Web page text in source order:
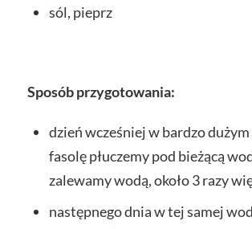
sól, pieprz
Sposób przygotowania:
dzień wcześniej w bardzo
fasolę płuczemy pod bieżącą
zalewamy wodą, około 3 razy
następnego dnia w tej samej